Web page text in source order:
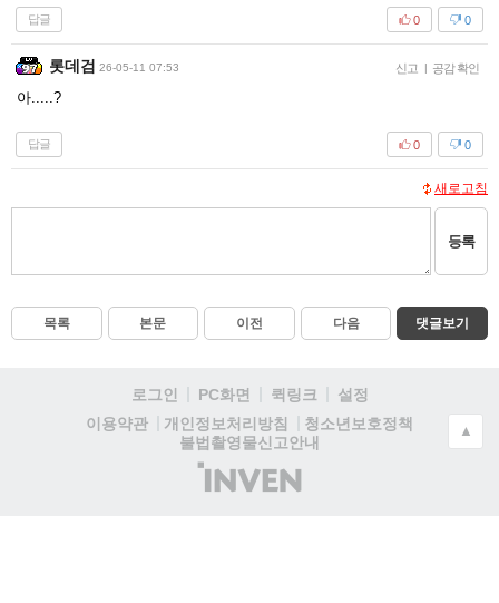
답글 0
0
롯데검 26-05-11 07:53 신고 | 공감 확인
아.....?
답글 0
0
새로고침
등록
목록 본문 이전 다음 댓글보기
로그인 PC화면 퀵링크
설정
이용약관
개인정보처리방침
청소년보호정책
불법촬영물신고안내
(주)
인
▲